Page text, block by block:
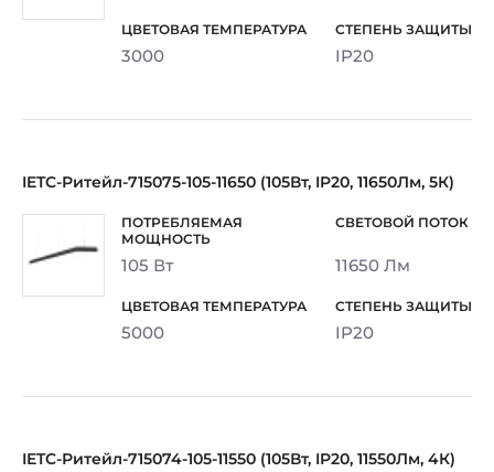
3000 IP20
IETC-Ритейл-715075-105-11650 (105Вт, IP20, 11650Лм, 5К)
105 Вт 11650 Лм
5000 IP20
IETC-Ритейл-715074-105-11550 (105Вт, IP20, 11550Лм, 4К)